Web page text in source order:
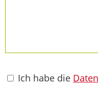
Ich habe die